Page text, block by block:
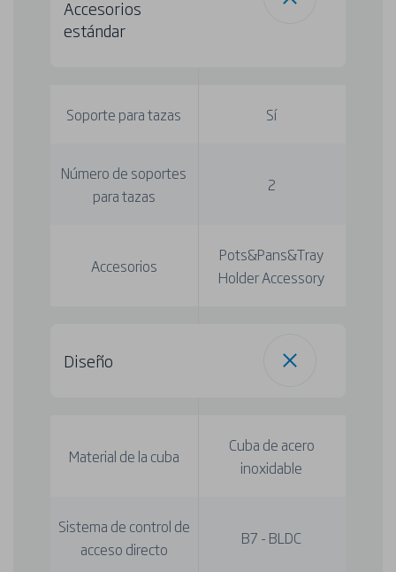
Accesorios
estándar
Soporte para tazas Sí
Número de soportes
para tazas
2
Accesorios
Pots&Pans&Tray
Holder Accessory
Diseño
Material de la cuba
Cuba de acero
inoxidable
Sistema de control de
acceso directo
B7 - BLDC